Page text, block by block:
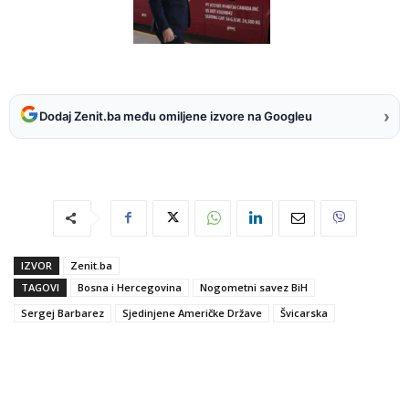
Dodaj Zenit.ba među omiljene izvore na Googleu ›
IZVOR
Zenit.ba
TAGOVI
Bosna i Hercegovina
Nogometni savez BiH
Sergej Barbarez
Sjedinjene Američke Države Švicarska